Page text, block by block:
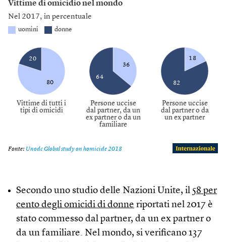
Secondo uno studio delle Nazioni Unite, il 58 per
cento degli omicidi di donne riportati nel 2017 è
stato commesso dal partner, da un ex partner o
da un familiare. Nel mondo, si verificano 137